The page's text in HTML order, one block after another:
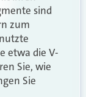
sind
zum
etwa die V-
Sie, wie
Sie